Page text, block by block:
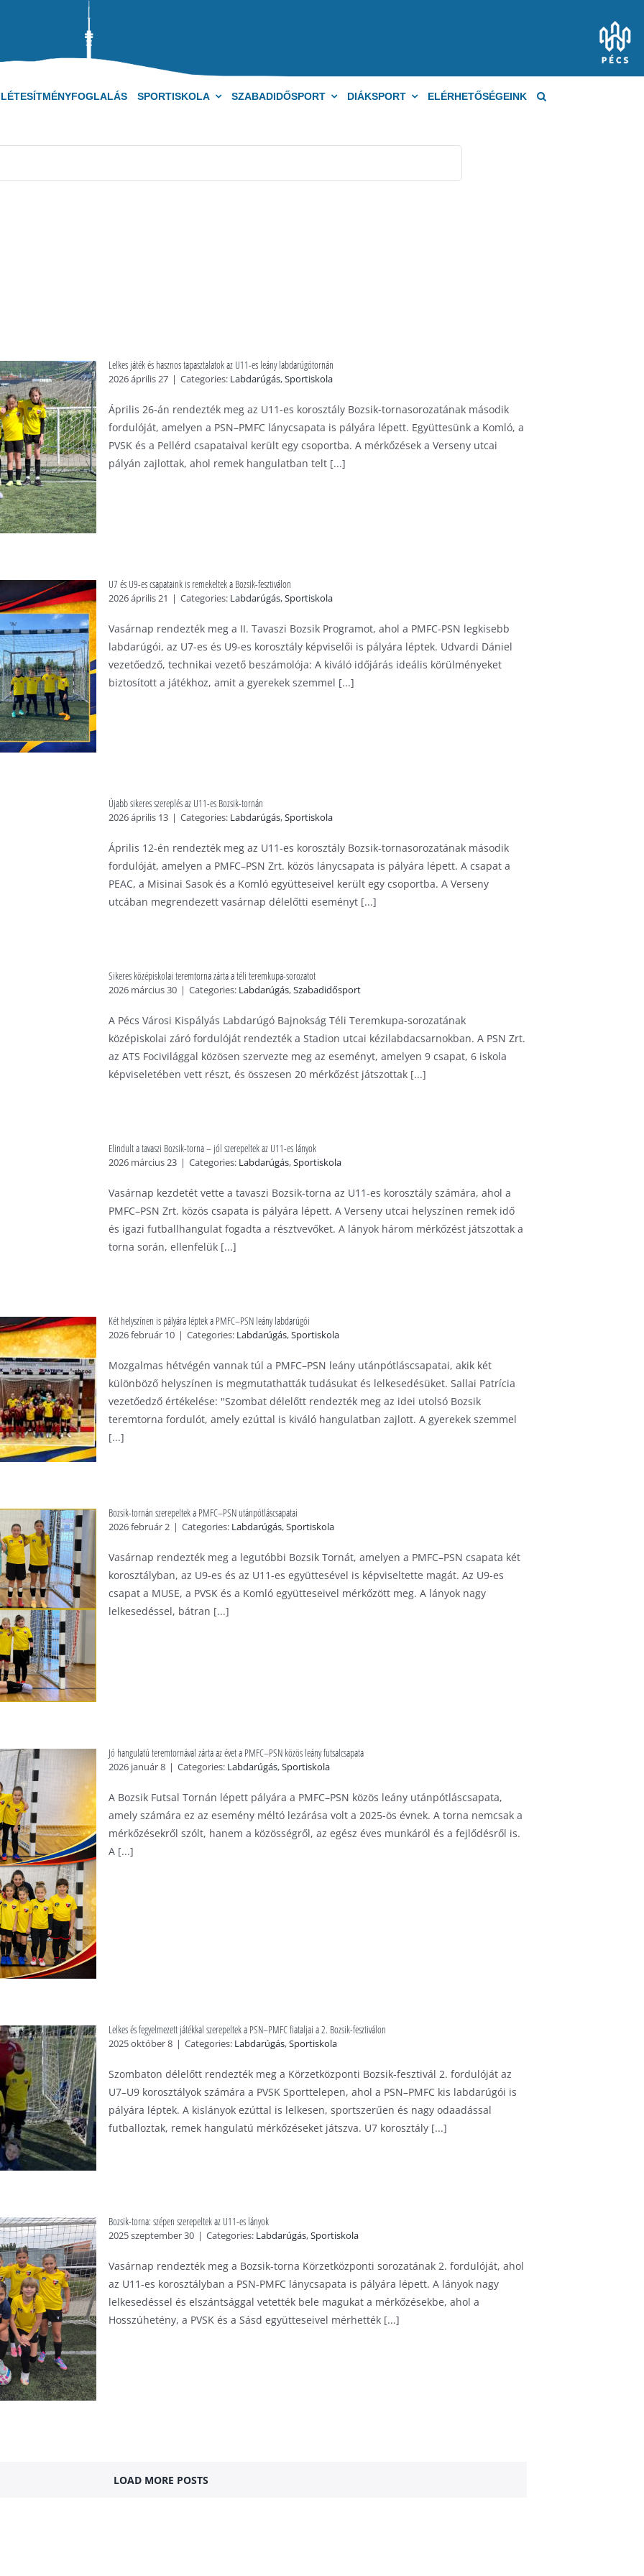
LÉTESÍTMÉNYFOGLALÁS SPORTISKOLA SZABADIDŐSPORT DIÁKSPORT ELÉRHETŐSÉGEINK
Lelkes játék és hasznos tapasztalatok az U11-es leány labdarúgótornán
2026 április 27 | Categories: Labdarúgás,Sportiskola
Április 26-án rendezték meg az U11-es korosztály Bozsik-tornasorozatának második
fordulóját, amelyen a PSN–PMFC lánycsapata is pályára lépett. Együttesünk a Komló, a
PVSK és a Pellérd csapataival került egy csoportba. A mérkőzések a Verseny utcai
pályán zajlottak, ahol remek hangulatban telt [...]
U7 és U9-es csapataink is remekeltek a Bozsik-fesztiválon
2026 április 21 | Categories: Labdarúgás,Sportiskola
Vasárnap rendezték meg a II. Tavaszi Bozsik Programot, ahol a PMFC-PSN legkisebb
labdarúgói, az U7-es és U9-es korosztály képviselői is pályára léptek. Udvardi Dániel
vezetőedző, technikai vezető beszámolója: A kiváló időjárás ideális körülményeket
biztosított a játékhoz, amit a gyerekek szemmel [...]
Újabb sikeres szereplés az U11-es Bozsik-tornán
2026 április 13 | Categories: Labdarúgás,Sportiskola
Április 12-én rendezték meg az U11-es korosztály Bozsik-tornasorozatának második
fordulóját, amelyen a PMFC–PSN Zrt. közös lánycsapata is pályára lépett. A csapat a
PEAC, a Misinai Sasok és a Komló együtteseivel került egy csoportba. A Verseny
utcában megrendezett vasárnap délelőtti eseményt [...]
Sikeres középiskolai teremtorna zárta a téli teremkupa-sorozatot
2026 március 30 | Categories: Labdarúgás,Szabadidősport
A Pécs Városi Kispályás Labdarúgó Bajnokság Téli Teremkupa-sorozatának
középiskolai záró fordulóját rendezték a Stadion utcai kézilabdacsarnokban. A PSN Zrt.
az ATS Focivilággal közösen szervezte meg az eseményt, amelyen 9 csapat, 6 iskola
képviseletében vett részt, és összesen 20 mérkőzést játszottak [...]
Elindult a tavaszi Bozsik-torna – jól szerepeltek az U11-es lányok
2026 március 23 | Categories: Labdarúgás,Sportiskola
Vasárnap kezdetét vette a tavaszi Bozsik-torna az U11-es korosztály számára, ahol a
PMFC–PSN Zrt. közös csapata is pályára lépett. A Verseny utcai helyszínen remek idő
és igazi futballhangulat fogadta a résztvevőket. A lányok három mérkőzést játszottak a
torna során, ellenfelük [...]
Két helyszínen is pályára léptek a PMFC–PSN leány labdarúgói
2026 február 10 | Categories: Labdarúgás,Sportiskola
Mozgalmas hétvégén vannak túl a PMFC–PSN leány utánpótláscsapatai, akik két
különböző helyszínen is megmutathatták tudásukat és lelkesedésüket. Sallai Patrícia
vezetőedző értékelése: "Szombat délelőtt rendezték meg az idei utolsó Bozsik
teremtorna fordulót, amely ezúttal is kiváló hangulatban zajlott. A gyerekek szemmel
[...]
Bozsik-tornán szerepeltek a PMFC–PSN utánpótláscsapatai
2026 február 2 | Categories: Labdarúgás,Sportiskola
Vasárnap rendezték meg a legutóbbi Bozsik Tornát, amelyen a PMFC–PSN csapata két
korosztályban, az U9-es és az U11-es együttesével is képviseltette magát. Az U9-es
csapat a MUSE, a PVSK és a Komló együtteseivel mérkőzött meg. A lányok nagy
lelkesedéssel, bátran [...]
Jó hangulatú teremtornával zárta az évet a PMFC–PSN közös leány futsalcsapata
2026 január 8 | Categories: Labdarúgás,Sportiskola
A Bozsik Futsal Tornán lépett pályára a PMFC–PSN közös leány utánpótláscsapata,
amely számára ez az esemény méltó lezárása volt a 2025-ös évnek. A torna nemcsak a
mérkőzésekről szólt, hanem a közösségről, az egész éves munkáról és a fejlődésről is.
A [...]
Lelkes és fegyelmezett játékkal szerepeltek a PSN–PMFC fiataljai a 2. Bozsik-fesztiválon
2025 október 8 | Categories: Labdarúgás,Sportiskola
Szombaton délelőtt rendezték meg a Körzetközponti Bozsik-fesztivál 2. fordulóját az
U7–U9 korosztályok számára a PVSK Sporttelepen, ahol a PSN–PMFC kis labdarúgói is
pályára léptek. A kislányok ezúttal is lelkesen, sportszerűen és nagy odaadással
futballoztak, remek hangulatú mérkőzéseket játszva. U7 korosztály [...]
Bozsik-torna: szépen szerepeltek az U11-es lányok
2025 szeptember 30 | Categories: Labdarúgás,Sportiskola
Vasárnap rendezték meg a Bozsik-torna Körzetközponti sorozatának 2. fordulóját, ahol
az U11-es korosztályban a PSN-PMFC lánycsapata is pályára lépett. A lányok nagy
lelkesedéssel és elszántsággal vetették bele magukat a mérkőzésekbe, ahol a
Hosszúhetény, a PVSK és a Sásd együtteseivel mérhették [...]
LOAD MORE POSTS